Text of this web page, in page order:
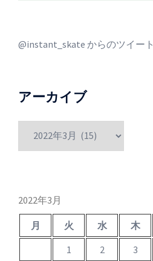
@instant_skate からのツイート
アーカイブ
2022年3月
月 火 水 木
1
2 3